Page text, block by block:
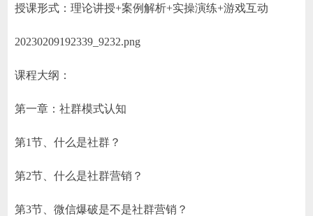
授课形式：理论讲授+案例解析+实操演练+游戏互动
20230209192339_9232.png
课程大纲：
第一章：社群模式认知
第1节、什么是社群？
第2节、什么是社群营销？
第3节、微信爆破是不是社群营销？